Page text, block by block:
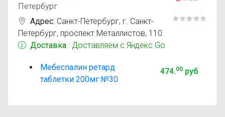
Петербург
Адрес: Санкт-Петербург, г. Санкт-
Петербург, проспект Металлистов, 110
Доставка : Доставляем с Яндекс Go
Мебеспалин ретард
таблетки 200мг №30
474.00руб